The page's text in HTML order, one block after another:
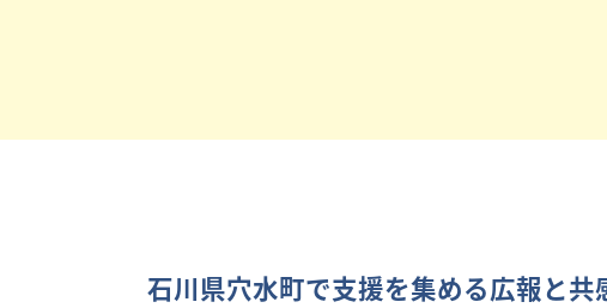
石川県穴水町で支援を集める広報と共